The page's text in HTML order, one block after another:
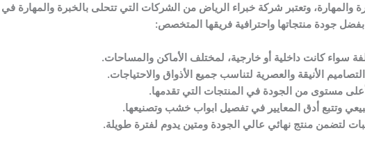
وتعتبر شركة خبراء الرياض من الشركات التي تتحلى بالخبرة والمهارة
جودة منتجاتها واحترافية فريقها المتخصص:
سواء كانت داخلية أو خارجية، لمختلف الأماكن والمساحات.
الأنيقة والعصرية لتناسب جميع الأذواق والاحتياجات.
مستوى من الجودة في المنتجات التي تقدمها.
وتتبع أدق المعايير في تفصيل ابواب خشب وتصنيعها.
لتضمن منتج نهائي عالي الجودة ومتين يدوم لفترة طويلة.